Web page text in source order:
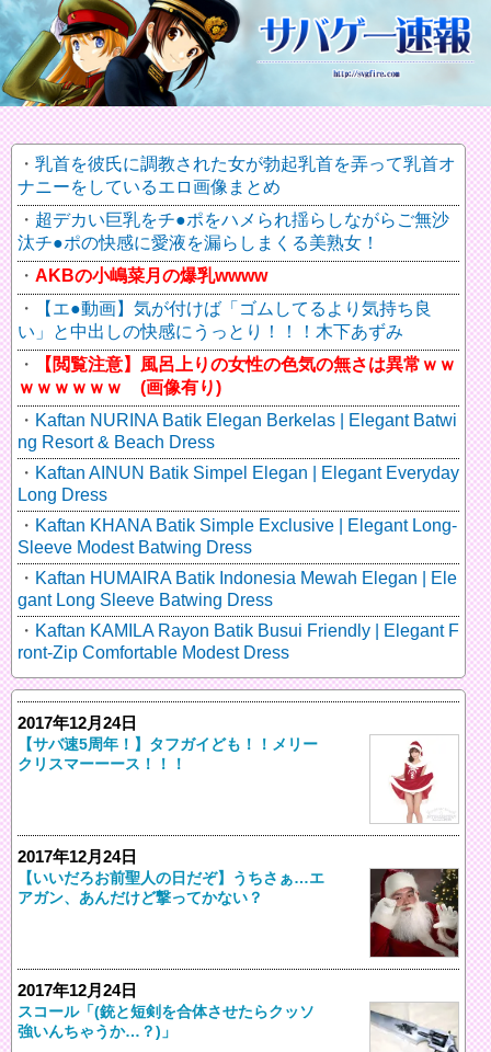
乳首を彼氏に調教された女が勃起乳首を弄って乳首オ
ナニーをしているエロ画像まとめ
超デカい巨乳をチ●ポをハメられ揺らしながらご無沙
汰チ●ポの快感に愛液を漏らしまくる美熟女！
AKBの小嶋菜月の爆乳wwww
【エ●動画】気が付けば「ゴムしてるより気持ち良
い」と中出しの快感にうっとり！！！木下あずみ
【閲覧注意】風呂上りの女性の色気の無さは異常ｗｗ
ｗｗｗｗｗｗ (画像有り)
Kaftan NURINA Batik Elegan Berkelas | Elegant Batwi
ng Resort & Beach Dress
Kaftan AINUN Batik Simpel Elegan | Elegant Everyday
Long Dress
Kaftan KHANA Batik Simple Exclusive | Elegant Long-
Sleeve Modest Batwing Dress
Kaftan HUMAIRA Batik Indonesia Mewah Elegan | Ele
gant Long Sleeve Batwing Dress
Kaftan KAMILA Rayon Batik Busui Friendly | Elegant F
ront-Zip Comfortable Modest Dress
2017年12月24日
【サバ速5周年！】タフガイども！！メリー
クリスマーーース！！！
2017年12月24日
【いいだろお前聖人の日だぞ】うちさぁ…エ
アガン、あんだけど撃ってかない？
2017年12月24日
スコール「(銃と短剣を合体させたらクッソ
強いんちゃうか…？)」